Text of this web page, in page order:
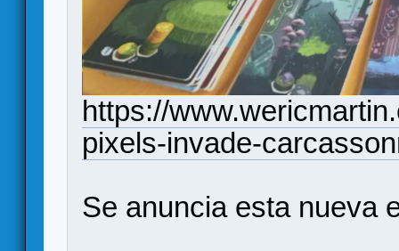
https://
pixels-invade-
Se anuncia esta nueva